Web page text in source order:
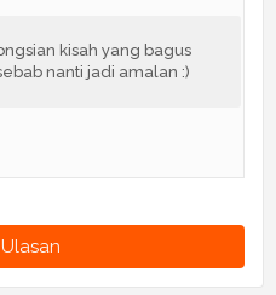
kisah yang bagus
nanti jadi amalan :)